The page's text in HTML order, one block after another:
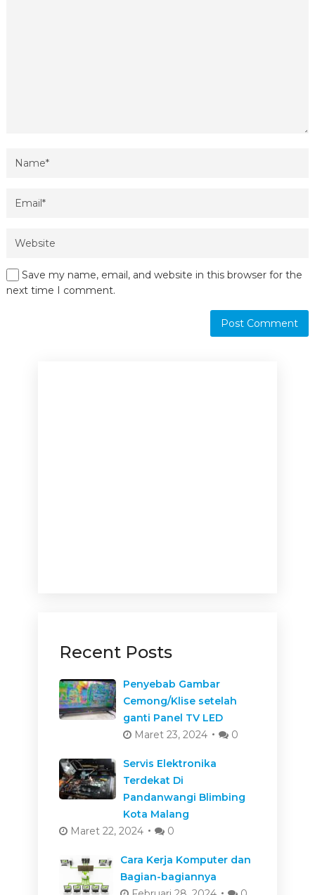
Save my name, email, and website in this browser for the
next time I comment.
Recent Posts
Penyebab Gambar
Cemong/Klise setelah
ganti Panel TV LED
Maret 23, 2024
0
Servis Elektronika
Terdekat Di
Pandanwangi Blimbing
Kota Malang
Maret 22, 2024
0
Cara Kerja Komputer dan
Bagian-bagiannya